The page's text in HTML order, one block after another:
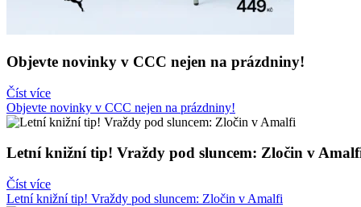
Objevte novinky v CCC nejen na prázdniny!
Číst více
Objevte novinky v CCC nejen na prázdniny!
Letní knižní tip! Vraždy pod sluncem: Zločin v
Číst více
Letní knižní tip! Vraždy pod sluncem: Zločin v Amalfi